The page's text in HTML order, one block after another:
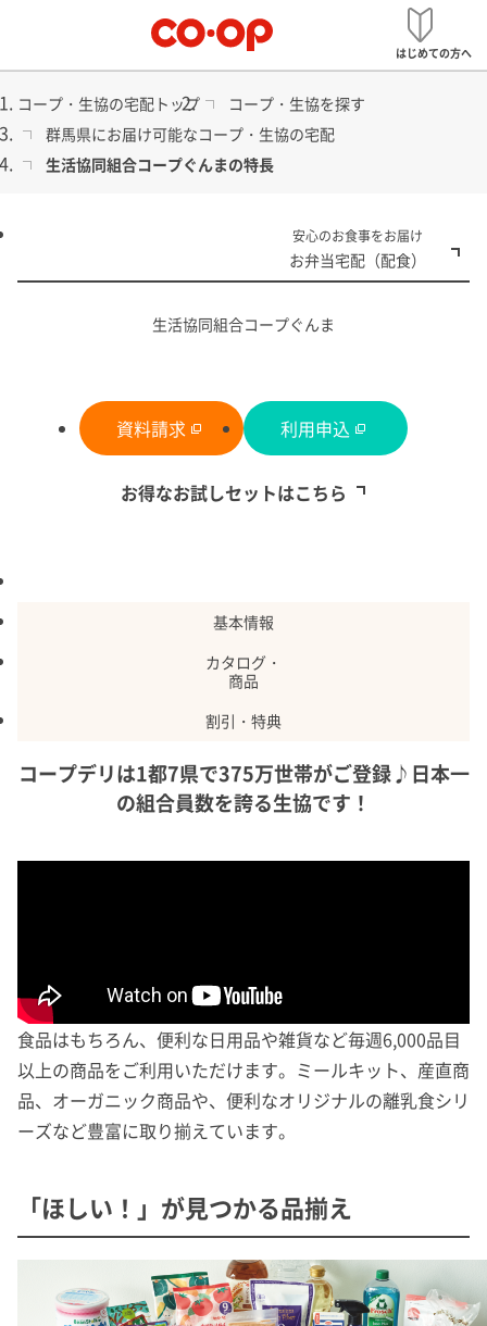
ュ
はじめての方へ
コープ・生協の宅配トップ
コープ・生協を探す
群馬県にお届け可能なコープ・生協の宅配
生活協同組合コープぐんまの特長
安心のお食事をお届け
お弁当宅配（配食）
生活協同組合コープぐんま
資料請求 利用申込
お得なお試しセットはこちら
基本情報
カタログ・
商品
割引・特典
コープデリは1都7県で375万世帯がご登録♪日本一
の組合員数を誇る生協です！
食品はもちろん、便利な日用品や雑貨など毎週6,000品目
以上の商品をご利用いただけます。ミールキット、産直商
品、オーガニック商品や、便利なオリジナルの離乳食シリ
ーズなど豊富に取り揃えています。
「ほしい！」が見つかる品揃え